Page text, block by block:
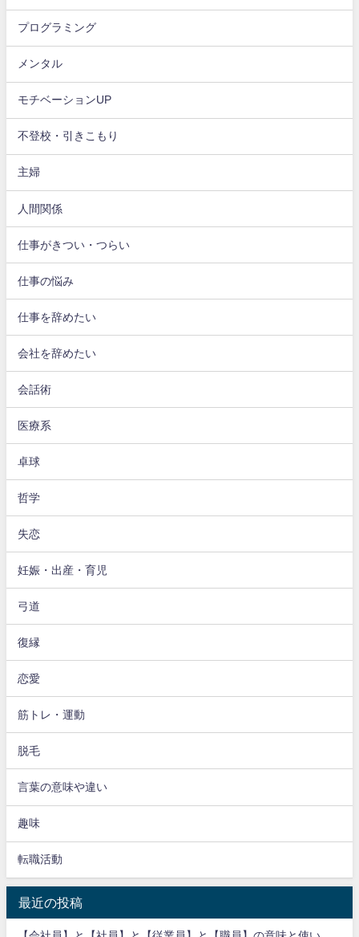
プログラミング
メンタル
モチベーションUP
不登校・引きこもり
主婦
人間関係
仕事がきつい・つらい
仕事の悩み
仕事を辞めたい
会社を辞めたい
会話術
医療系
卓球
哲学
失恋
妊娠・出産・育児
弓道
復縁
恋愛
筋トレ・運動
脱毛
言葉の意味や違い
趣味
転職活動
最近の投稿